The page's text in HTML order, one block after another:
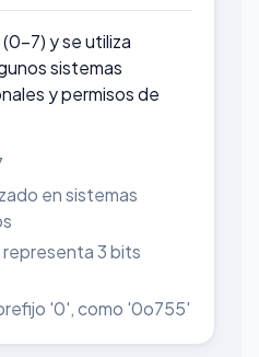
7) y se utiliza
sistemas
y permisos de
en sistemas
3 bits
'0', como '0o755'